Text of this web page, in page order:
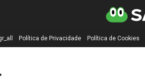
Política de Privacidade Política de Cookies